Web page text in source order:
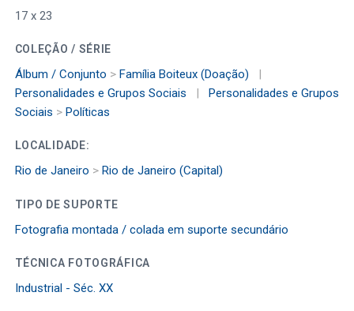
17 x 23
COLEÇÃO / SÉRIE
Álbum / Conjunto > Família Boiteux (Doação)
|
Personalidades e Grupos Sociais
|
Personalidades e Grupos
Sociais > Políticas
LOCALIDADE:
Rio de Janeiro > Rio de Janeiro (Capital)
TIPO DE SUPORTE
Fotografia montada / colada em suporte secundário
TÉCNICA FOTOGRÁFICA
Industrial - Séc. XX